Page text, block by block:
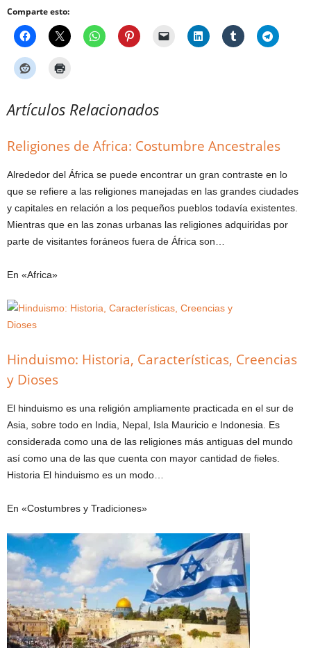
Comparte esto:
Artículos Relacionados
Religiones de Africa: Costumbre Ancestrales
Alrededor del África se puede encontrar un gran contraste en lo
que se refiere a las religiones manejadas en las grandes ciudades
y capitales en relación a los pequeños pueblos todavía existentes.
Mientras que en las zonas urbanas las religiones adquiridas por
parte de visitantes foráneos fuera de África son…
En «Africa»
Hinduismo: Historia, Características, Creencias
y Dioses
El hinduismo es una religión ampliamente practicada en el sur de
Asia, sobre todo en India, Nepal, Isla Mauricio e Indonesia. Es
considerada como una de las religiones más antiguas del mundo
así como una de las que cuenta con mayor cantidad de fieles.
Historia El hinduismo es un modo…
En «Costumbres y Tradiciones»